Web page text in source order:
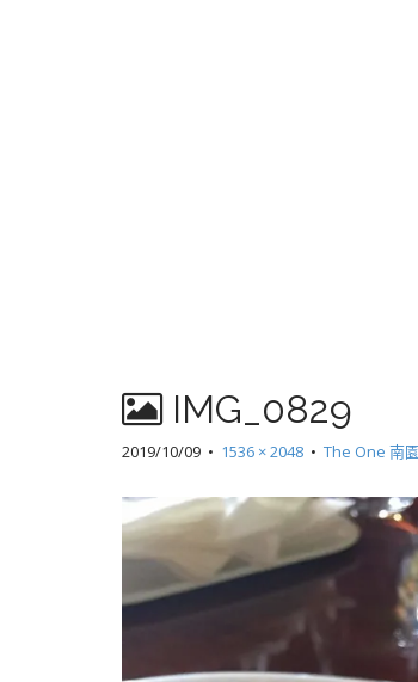
IMG_0829
2019/10/09 • 1536 × 2048 • The One 南